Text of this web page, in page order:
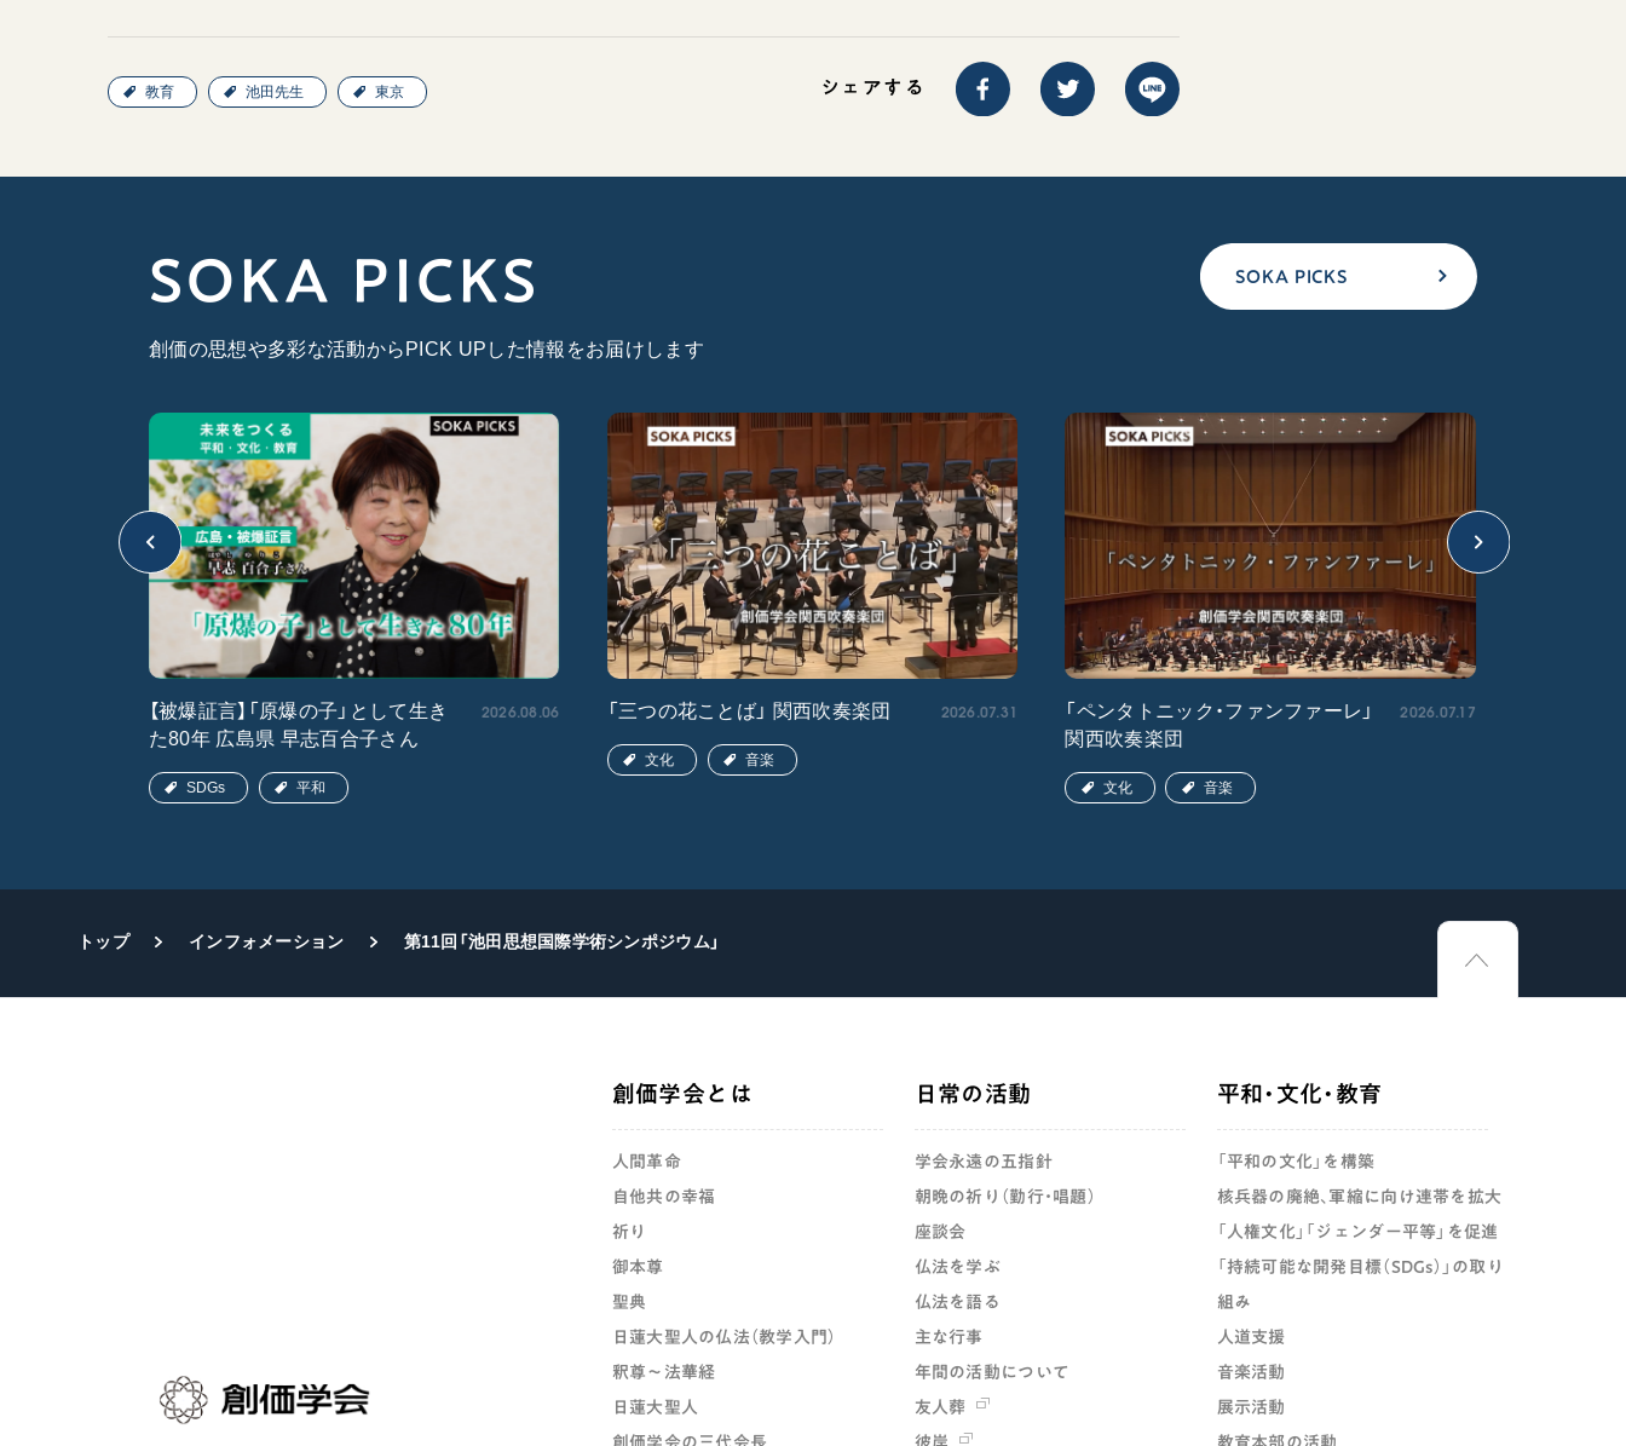
教育 池田先生 東京 シェアする
SOKA PICKS
創価の思想や多彩な活動からPICK UPした情報をお届けします
SOKA PICKS
【被爆証言】「原爆の子」として生き
た80年 広島県 早志百合子さん
2026.08.06
SDGs 平和
「三つの花ことば」 関西吹奏楽団 2026.07.31
文化 音楽
「ペンタトニック・ファンファーレ」
関西吹奏楽団
2026.07.17
文化 音楽
トップ インフォメーション 第11回「池田思想国際学術シンポジウム」
創価学会とは
人間革命
自他共の幸福
祈り
御本尊
聖典
日蓮大聖人の仏法（教学入門）
釈尊～法華経
日蓮大聖人
創価学会の三代会長
日常の活動
学会永遠の五指針
朝晩の祈り（勤行・唱題）
座談会
仏法を学ぶ
仏法を語る
主な行事
年間の活動について
友人葬
彼岸
平和・文化・教育
「平和の文化」を構築
核兵器の廃絶、軍縮に向け連帯を拡大
「人権文化」「ジェンダー平等」を促進
「持続可能な開発目標（SDGs）」の取り
組み
人道支援
音楽活動
展示活動
教育本部の活動